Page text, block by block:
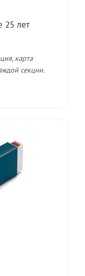
25 лет
карта
секции.